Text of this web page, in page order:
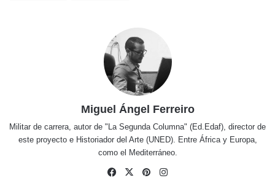
Miguel Ángel Ferreiro
Militar de carrera, autor de "La Segunda Columna" (Ed.Edaf), director de
este proyecto e Historiador del Arte (UNED). Entre África y Europa,
como el Mediterráneo.
Facebook
X Pinterest